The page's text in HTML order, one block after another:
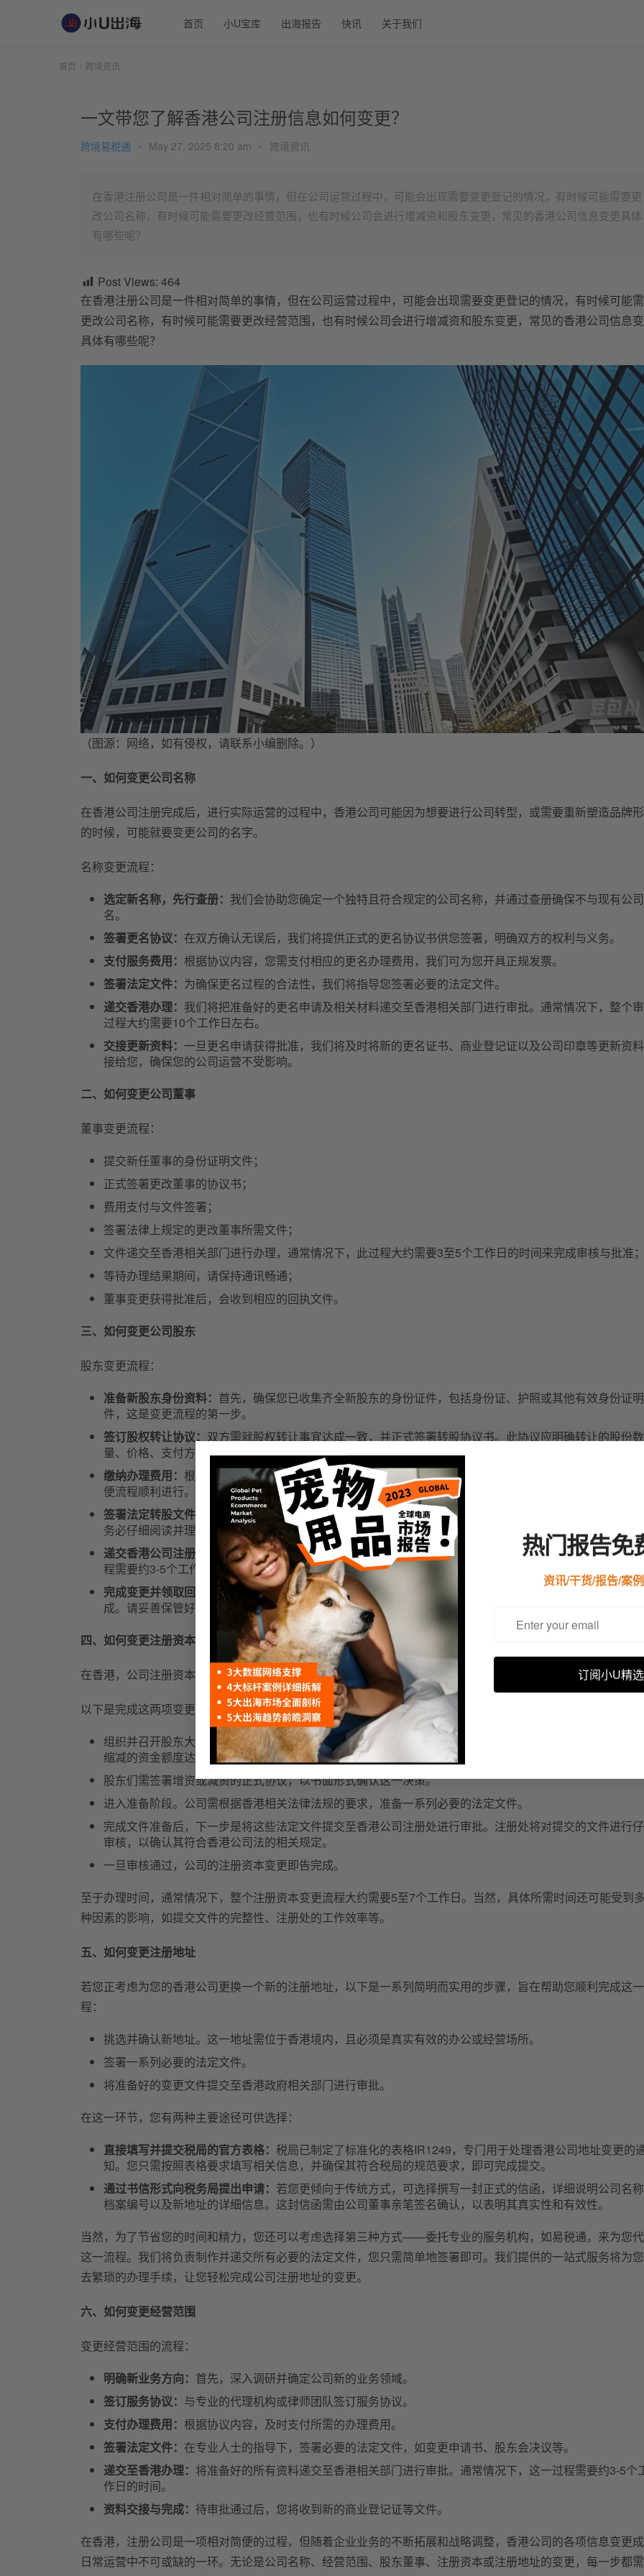
热门报告免
资讯/干货/报告/案
订阅小U精选
首页 小U宝库 出海报告 快讯 关于我们
首页 跨境资讯
一文带您了解香港公司注册信息如何变更？
跨境易税通 May 27, 2025 8:20 am 跨境资讯
在香港注册公司是一件相对简单的事情，但在公司运营过程中，可能会出现需要变更登记的情况，有时候可能需要更
改公司名称，有时候可能需要更改经营范围，也有时候公司会进行增减资和股东变更，常见的香港公司信息变更具体
有哪些呢？
Post Views: 464
在香港注册公司是一件相对简单的事情，但在公司运营过程中，可能会出现需要变更登记的情况，有时候可能
更改公司名称，有时候可能需要更改经营范围，也有时候公司会进行增减资和股东变更，常见的香港公司信息
具体有哪些呢？
（图源：网络，如有侵权，请联系小编删除。）
一、如何变更公司名称
在香港公司注册完成后，进行实际运营的过程中，香港公司可能因为想要进行公司转型，或需要重新塑造品牌
的时候，可能就要变更公司的名字。
名称变更流程：
选定新名称，先行查册： 我们会协助您确定一个独特且符合规定的公司名称，并通过查册确保不与现有公
名。
签署更名协议： 在双方确认无误后，我们将提供正式的更名协议书供您签署，明确双方的权利与义务。
支付服务费用： 根据协议内容，您需支付相应的更名办理费用，我们可为您开具正规发票。
签署法定文件： 为确保更名过程的合法性，我们将指导您签署必要的法定文件。
递交香港办理： 我们将把准备好的更名申请及相关材料递交至香港相关部门进行审批。通常情况下，整个
过程大约需要10个工作日左右。
交接更新资料： 一旦更名申请获得批准，我们将及时将新的更名证书、商业登记证以及公司印章等更新资
接给您，确保您的公司运营不受影响。
二、如何变更公司董事
董事变更流程：
提交新任董事的身份证明文件；
正式签署更改董事的协议书；
费用支付与文件签署；
签署法律上规定的更改董事所需文件；
文件递交至香港相关部门进行办理，通常情况下，此过程大约需要3至5个工作日的时间来完成审核与批准
等待办理结果期间，请保持通讯畅通；
董事变更获得批准后，会收到相应的回执文件。
三、如何变更公司股东
股东变更流程：
准备新股东身份资料： 首先，确保您已收集齐全新股东的身份证件，包括身份证、护照或其他有效身份证
件，这是变更流程的第一步。
签订股权转让协议： 双方需就股权转让事宜达成一致，并正式签署转股协议书。此协议应明确转让的股份数
量、价格、支付方式及双方的权利义务等关键条款。
缴纳办理费用： 根据香港公司注册处的规定，您需要支付相应的办理费用。请提前了解并准备好所需费用
便流程顺利进行。
签署法定转股文件：
在办理过程中，还需签署一系列法定转股文件，这些文件将作为股权转让的法律凭证
务必仔细阅读并理解文件内容，确保您的权益得到保障。
递交香港公司注册处审核：将准备好的所有资料及文件递交至香港公司注册处进行审核。通常情况下，审
程需要约3-5个工作日。在此期间，请保持联系方式畅通，以便及时接收反馈。
完成变更并领取回执： 一旦审核通过，您将收到转股回执文件。这标志着您的香港公司股东变更手续已顺
成。请妥善保管好回执文件，以备后续需要。
四、如何变更注册资本
在香港，公司注册资本的调整主要分为两大路径：注册资本的增加（即增资）与减少（即减资）。
以下是完成这两项变更所需遵循的基本流程：
组织并召开股东大会，这是整个变更流程的起点。在会议上，需明确阐述增资或减资的具体目的，并就新
缩减的资金额度达成共识。
股东们需签署增资或减资的正式协议，以书面形式确认这一决策。
进入准备阶段。公司需根据香港相关法律法规的要求，准备一系列必要的法定文件。
完成文件准备后，下一步是将这些法定文件提交至香港公司注册处进行审批。注册处将对提交的文件进行
审核，以确认其符合香港公司法的相关规定。
一旦审核通过，公司的注册资本变更即告完成。
至于办理时间，通常情况下，整个注册资本变更流程大约需要5至7个工作日。当然，具体所需时间还可能受到
种因素的影响，如提交文件的完整性、注册处的工作效率等。
五、如何变更注册地址
若您正考虑为您的香港公司更换一个新的注册地址，以下是一系列简明而实用的步骤，旨在帮助您顺利完成这
程：
挑选并确认新地址。这一地址需位于香港境内，且必须是真实有效的办公或经营场所。
签署一系列必要的法定文件。
将准备好的变更文件提交至香港政府相关部门进行审批。
在这一环节，您有两种主要途径可供选择：
直接填写并提交税局的官方表格： 税局已制定了标准化的表格IR1249，专门用于处理香港公司地址变更的
知。您只需按照表格要求填写相关信息，并确保其符合税局的规范要求，即可完成提交。
通过书信形式向税务局提出申请： 若您更倾向于传统方式，可选择撰写一封正式的信函，详细说明公司名
档案编号以及新地址的详细信息。这封信函需由公司董事亲笔签名确认，以表明其真实性和有效性。
当然，为了节省您的时间和精力，您还可以考虑选择第三种方式——委托专业的服务机构，如易税通，来为您
这一流程。我们将负责制作并递交所有必要的法定文件，您只需简单地签署即可。我们提供的一站式服务将为
去繁琐的办理手续，让您轻松完成公司注册地址的变更。
六、如何变更经营范围
变更经营范围的流程：
明确新业务方向： 首先，深入调研并确定公司新的业务领域。
签订服务协议： 与专业的代理机构或律师团队签订服务协议。
支付办理费用： 根据协议内容，及时支付所需的办理费用。
签署法定文件： 在专业人士的指导下，签署必要的法定文件，如变更申请书、股东会决议等。
递交至香港办理： 将准备好的所有资料递交至香港相关部门进行审批。通常情况下，这一过程需要约3-5个
作日的时间。
资料交接与完成： 待审批通过后，您将收到新的商业登记证等文件。
在香港，注册公司是一项相对简便的过程，但随着企业业务的不断拓展和战略调整，香港公司的各项信息变更
日常运营中不可或缺的一环。无论是公司名称、经营范围、股东董事、注册资本或注册地址的变更，每一步都